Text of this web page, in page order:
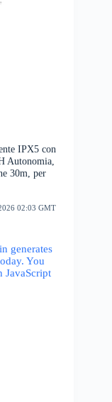
IPX5 con
Autonomia,
30m, per
02:03 GMT